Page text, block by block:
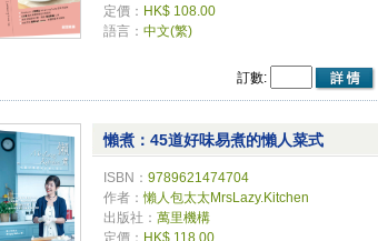
定價： HK$ 108.00
語言： 中文(繁)
訂數:
懶煮：45道好味易煮的懶人菜式
ISBN： 9789621474704
作者：懶人包太太MrsLazy.Kitchen
出版社： 萬里機構
定價： HK$ 118.00